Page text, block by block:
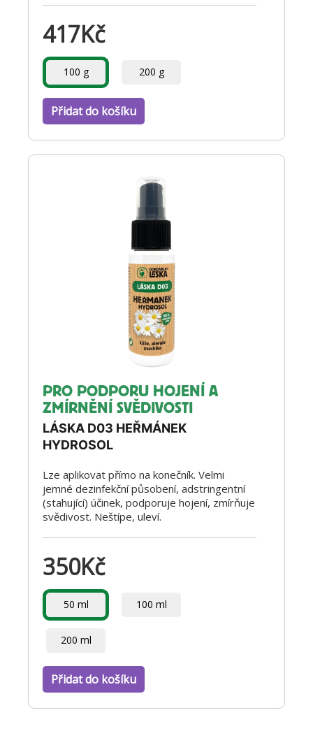
417Kč
100 g 200 g
Přidat do košíku
PRO PODPORU HOJENÍ A
ZMÍRNĚNÍ SVĚDIVOSTI
LÁSKA D03 HEŘMÁNEK
HYDROSOL
Lze aplikovat přímo na konečník. Velmi
jemné dezinfekční působení, adstringentní
(stahující) účinek, podporuje hojení, zmírňuje
svědivost. Neštípe, uleví.
350Kč
50 ml 100 ml
200 ml
Přidat do košíku